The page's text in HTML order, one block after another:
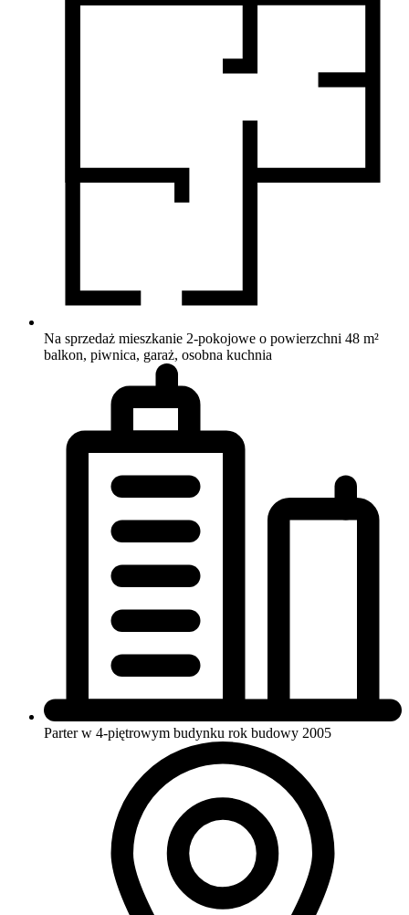
Na sprzedaż mieszkanie 2-pokojowe o powierzchni 48 m²
balkon, piwnica, garaż, osobna kuchnia
Parter w 4-piętrowym budynku rok budowy 2005